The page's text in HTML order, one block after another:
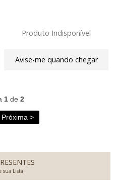
Produto Indisponível
Avise-me quando chegar
1de 2
Próxima >
sua Lista